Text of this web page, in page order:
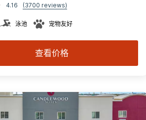
4.16
(3700 reviews)
泳池 宠物友好
查看价格